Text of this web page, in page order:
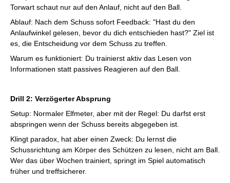
Torwart schaut nur auf den Anlauf, nicht auf den Ball.
Ablauf: Nach dem Schuss sofort Feedback: "Hast du den
Anlaufwinkel gelesen, bevor du dich entschieden hast?" Ziel ist
es, die Entscheidung vor dem Schuss zu treffen.
Warum es funktioniert: Du trainierst aktiv das Lesen von
Informationen statt passives Reagieren auf den Ball.
Drill 2: Verzögerter Absprung
Setup: Normaler Elfmeter, aber mit der Regel: Du darfst erst
abspringen wenn der Schuss bereits abgegeben ist.
Klingt paradox, hat aber einen Zweck: Du lernst die
Schussrichtung am Körper des Schützen zu lesen, nicht am Ball.
Wer das über Wochen trainiert, springt im Spiel automatisch
früher und treffsicherer.